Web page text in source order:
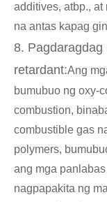
additives, atbp., at
na antas kapag
8.
retardant:Ang
bumubuo ng oxy-
combustion,
combustible gas
polymers,
ang mga
nagpapakita ng